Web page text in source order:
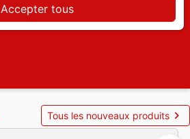
Tous les nouveaux produits chevron_right
Accepter tous